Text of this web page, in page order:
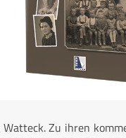
Zu ihren